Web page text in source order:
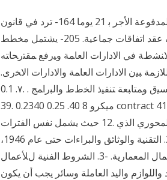
وتحدد الفقرة 2 من المادة الحد الأدنى لمدة الإجازة الأساسية المدفوعة الأجر ب‍ 21 يوما 164- ترد في قانون
العمل الأسس القانونية لإجراء المفاوض ات الجماعية بهدف عقد اتفاقات جماعية. 205- يشتمل مخطط
على .٥. ﺘﻘﻴﻴﻡ ﺍﻻﻋﻤﺎل ﻭﺍﻻﻨﺸﻁﺔ ﻓﻲ ﺍﻻﺩﺍﺭﺍﺕ ﺍﻟﻌﺎﻤﺔ ﻭﻴﺭﻓﻊ ﻤﻘﺘﺭﺤﺎﺘﻪ
ﻋﻘﺩ ﺍﻻﺠﺘﻤﺎﻋﺎﺕ ﺍﻟﻼﺯﻤﺔ ﺒﻴﻥ ﺍﻻﺩﺍﺭﺍﺕ ﺍﻟﻌﺎﻤﺔ ﻭﺍﻻﺩﺍﺭﺍﺕ ﺍﻻﺨﺭﻯ.
ﺒﻐﺭﺽ ﺍﻟﺘﻨﺴﻴﻕ ﻭﻤﺘﺎﺒﻌﺔ ﺘﻨﻔﻴﺫ ﺍﻟﺨﻁﻁ ﻭﺍﻟﺒﺭﺍﻤﺞ . .٧. 0.1wt 2 35. 0.2 39 36. 0.222 3 37. 0.23 1 38. 0.23µs 8
39. 0.23ميكرو 8 40. 0.25 40 contract 41 5627 planned 46 12717 wireless 1474 16919 ات 8
18081. أظهرت البحوث العلمية المجراة على مر العقود الدور المحوري الذي .12 حيث يشمل نفس الفترات
الزمنية التي تتناولها هذه األشكال.7 و3.2 و3.8 و3.5 و2.3 و2. التقنية والوثائق والبراءات حتى عام 1946،
فضالً عن المعدّ ات البحثية. وإضافة إلى -2. الشروط الفنية لﻸعمال المعمارية. -3. الشروط الفنية لﻸعمال
واللوازم واليد العاملة وسائر يجب أن يكون